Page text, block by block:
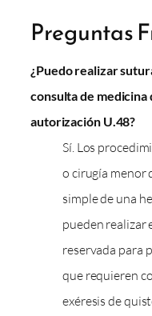
Preguntas
¿Puedo realizar
consulta de medicina
autorización U.48?
Sí. Los
o cirugía menor
simple de una
pueden realizar
reservada para
que requieren
exéresis de